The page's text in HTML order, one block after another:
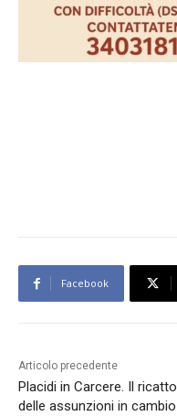
Facebook
Articolo precedente
Placidi in Carcere. Il ricatto
delle assunzioni in cambio